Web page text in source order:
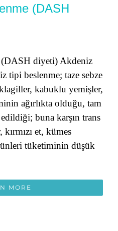
(DASH
diyeti) Akdeniz
tipi beslenme; taze sebze
kabuklu yemişler,
ağırlıkta olduğu, tam
buna karşın trans
et, kümes
tüketiminin düşük
MORE